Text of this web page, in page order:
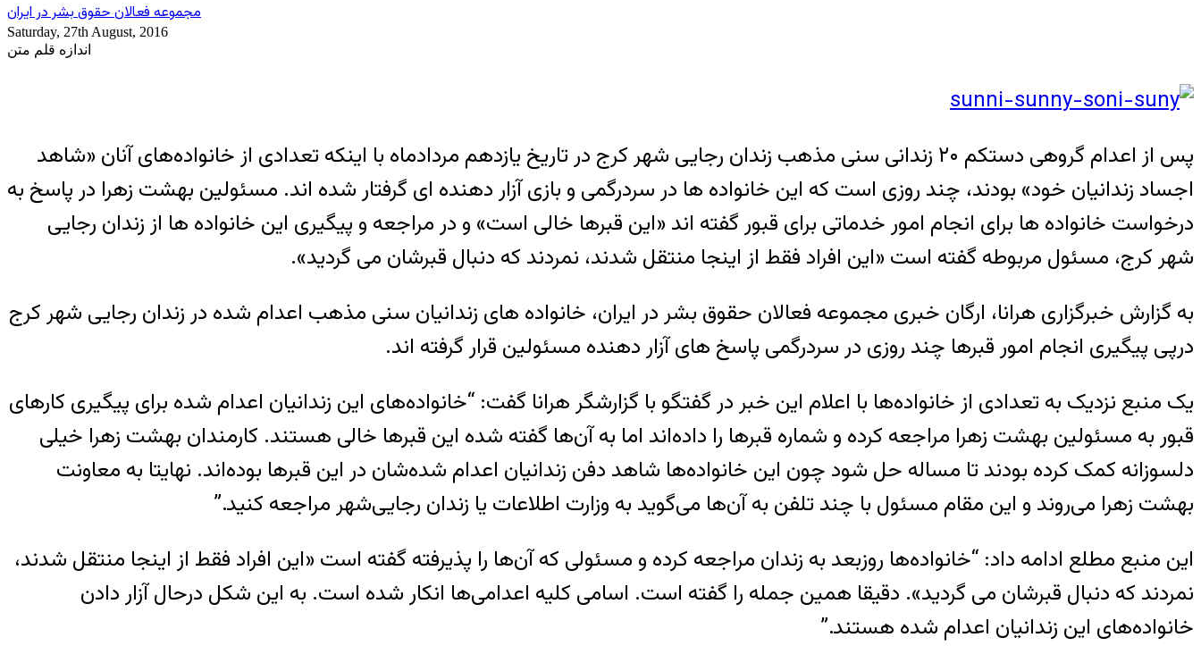
مجموعه فعالان حقوق بشر در ایران
Saturday, 27th August, 2016
اندازه قلم متن
پس از اعدام گروهی دستکم ۲۰ زندانی سنی مذهب زندان رجایی شهر کرج در تاریخ یازدهم مردادماه با اینکه تعدادی از خانواده‌های آنان «شاهد
اجساد زندانیان خود» بودند، چند روزی است که این خانواده ها در سردرگمی و بازی آزار دهنده ای گرفتار شده اند. مسئولین بهشت زهرا در پاسخ به
درخواست خانواده ها برای انجام امور خدماتی برای قبور گفته اند «این قبرها خالی است» و در مراجعه و پیگیری این خانواده ها از زندان رجایی
شهر کرج، مسئول مربوطه گفته است «این افراد فقط از اینجا منتقل شدند، نمردند که دنبال قبرشان می گردید».
به گزارش خبرگزاری هرانا، ارگان خبری مجموعه فعالان حقوق بشر در ایران، خانواده های زندانیان سنی مذهب اعدام شده در زندان رجایی شهر کرج
درپی پیگیری انجام امور قبرها چند روزی در سردرگمی پاسخ های آزار دهنده مسئولین قرار گرفته اند.
یک منبع نزدیک به تعدادی از خانواده‌ها با اعلام این خبر در گفتگو با گزارشگر هرانا گفت: “خانواده‌های این زندانیان اعدام شده برای پیگیری کارهای
قبور به مسئولین بهشت زهرا مراجعه کرده‌ و شماره قبرها را داده‌اند اما به آن‌ها گفته شده این قبرها خالی هستند. کارمندان بهشت زهرا خیلی
دلسوزانه کمک کرده بودند تا مساله حل شود چون این خانواده‌ها شاهد دفن زندانیان اعدام شده‌شان در این قبرها بوده‌اند. نهایتا به معاونت
بهشت زهرا می‌روند و این مقام مسئول با چند تلفن به آن‌ها می‌گوید به وزارت اطلاعات یا زندان رجایی‌شهر مراجعه کنید.”
این منبع مطلع ادامه داد: “خانواده‌ها روزبعد به زندان مراجعه کرده و مسئولی که آن‌ها را پذیرفته گفته است «این افراد فقط از اینجا منتقل شدند،
نمردند که دنبال قبرشان می گردید». دقیقا همین جمله را گفته است. اسامی کلیه اعدامی‌ها انکار شده است. به این شکل درحال آزار دادن
خانواده‌های این زندانیان اعدام شده هستند.”